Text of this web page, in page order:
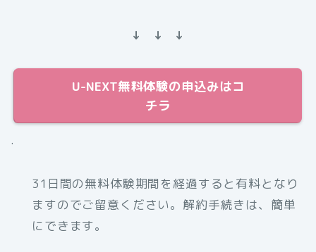
↓ ↓ ↓
U-NEXT無料体験の申込みはコ
チラ
.
31日間の無料体験期間を経過すると有料となり
ますのでご留意ください。解約手続きは、簡単
にできます。